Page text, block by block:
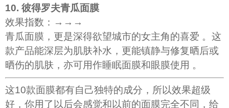
10. 彼得罗夫青瓜面膜
效果指数：→→→
青瓜面膜，更是深得欲望城市的女主角的喜爱 。这
款产品能深层为肌肤补水，更能镇静与修复晒后或
晒伤的肌肤，亦可用作睡眠面膜和眼膜使用 。
这10款面膜都有自己独特的成分，所以效果超级
好，你用了以后会感觉和以前的面膜完全不同，给